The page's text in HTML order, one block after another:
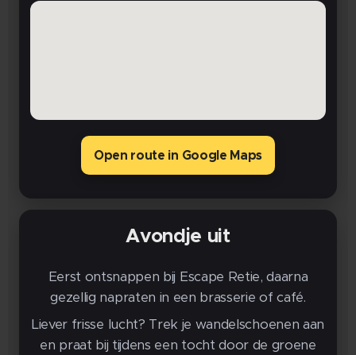
Open route in Google Maps
Avondje uit
Eerst ontsnappen bij Escape Retie, daarna
gezellig napraten in een brasserie of café.
Liever frisse lucht? Trek je wandelschoenen aan
en praat bij tijdens een tocht door de groene